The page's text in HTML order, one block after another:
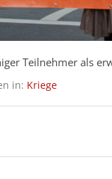
statten